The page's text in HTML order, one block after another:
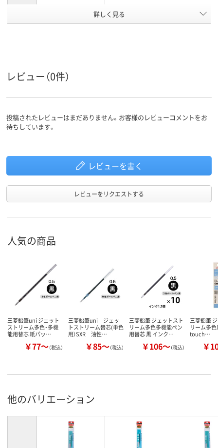
30
詳しく見る
レビュー（0件）
投稿されたレビューはまだありません。お客様のレビューコメントをお
待ちしています。
レビューを書く
レビューをリクエストする
人気の商品
三菱鉛筆uni ジェット
ストリーム多色・多機
能用替芯 紙パッ…
￥77～（税込）
三菱鉛筆uni ジェッ
トストリーム替芯(単色
用）SXR 油性…
￥85～（税込）
三菱鉛筆 ジェットスト
リーム多色多機能ペン
用替芯 黒 インク…
￥106～（税込）
三菱鉛筆
リーム多色
touch…
￥
他のバリエーション